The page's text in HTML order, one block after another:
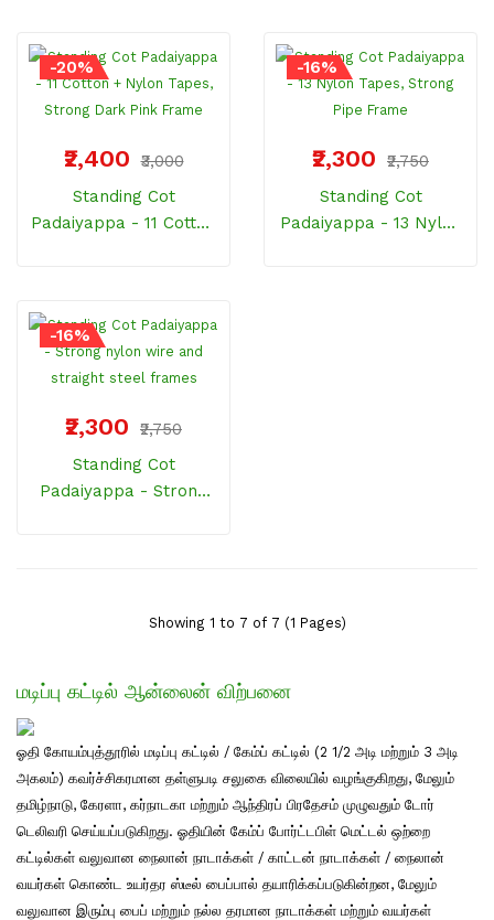
-20%
₹2,400 ₹3,000
Standing Cot
Padaiyappa - 11 Cotton
-16%
₹2,300
₹2,750
Standing Cot
Padaiyappa - 13 Nylon
-16%
₹2,300
₹2,750
Standing Cot
Padaiyappa - Strong
Showing 1 to 7 of 7 (1 Pages)
மடிப்பு கட்டில் ஆன்லைன் விற்பனை
ஓதி கோயம்புத்தூரில் மடிப்பு கட்டில் / கேம்ப் கட்டில் (2 1/2 அடி மற்றும் 3 அடி
அகலம்) கவர்ச்சிகரமான தள்ளுபடி சலுகை விலையில் வழங்குகிறது, மேலும்
தமிழ்நாடு, கேரளா, கர்நாடகா மற்றும் ஆந்திரப் பிரதேசம் முழுவதும் டோர்
டெலிவரி செய்யப்படுகிறது. ஓதியின் கேம்ப் போர்ட்டபிள் மெட்டல் ஒற்றை
கட்டில்கள் வலுவான நைலான் நாடாக்கள் / காட்டன் நாடாக்கள் / நைலான்
வயர்கள் கொண்ட உயர்தர ஸ்டீல் பைப்பால் தயாரிக்கப்படுகின்றன, மேலும்
வலுவான இரும்பு பைப் மற்றும் நல்ல தரமான நாடாக்கள் மற்றும் வயர்கள்